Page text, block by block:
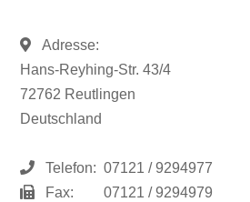
Adresse:
Hans-Reyhing-Str. 43/4
72762 Reutlingen
Deutschland
Telefon: 07121 / 9294977
Fax:
07121 / 9294979